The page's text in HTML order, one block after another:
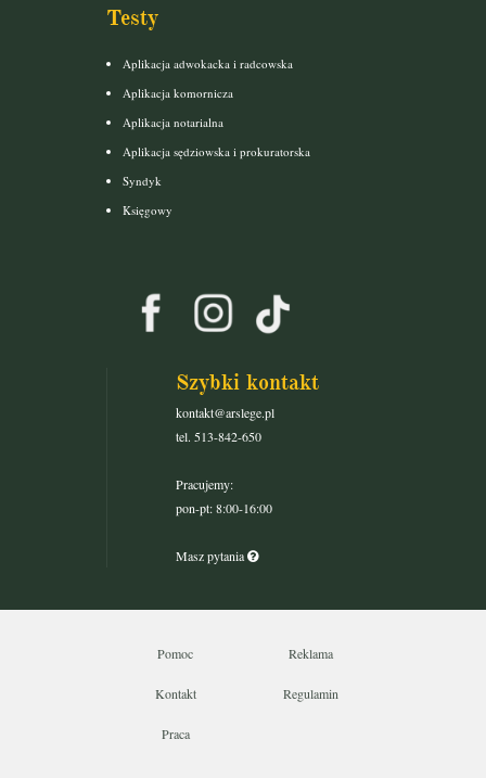
Testy
Aplikacja adwokacka i radcowska
Aplikacja komornicza
Aplikacja notarialna
Aplikacja sędziowska i prokuratorska
Syndyk
Księgowy
Szybki kontakt
kontakt@arslege.pl
tel. 513-842-650
Pracujemy:
pon-pt: 8:00-16:00
Masz pytania
Pomoc Reklama
Kontakt Regulamin
Praca